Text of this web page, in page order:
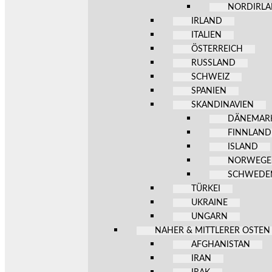
IRLAND
ITALIEN
ÖSTERREICH
RUSSLAND
SCHWEIZ
SPANIEN
SKANDINAVIEN
FINNLAND
ISLAND
TÜRKEI
UKRAINE
UNGARN
NAHER & MITTLERER OSTEN
AFGHANISTAN
IRAN